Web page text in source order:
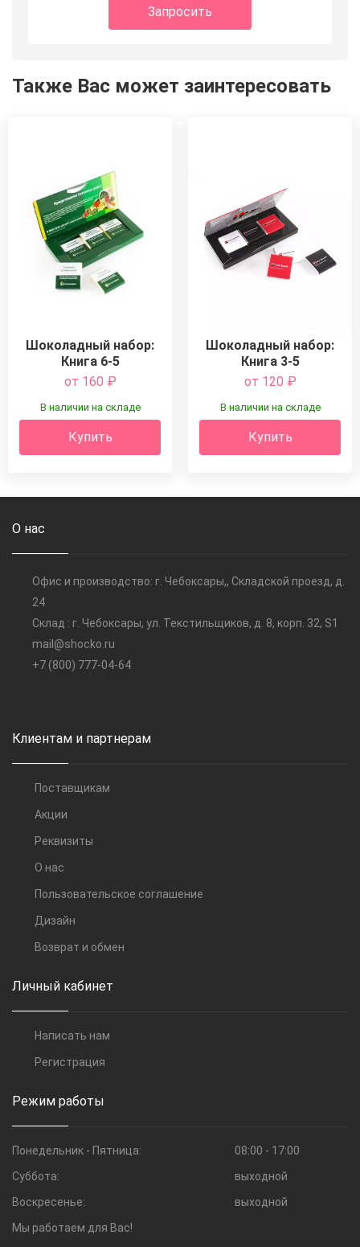
Запросить
Также Вас может заинтересовать
Шоколадный набор:
Книга 6-5
от 160 ₽
В наличии на складе
Купить
Шоколадный набор:
Книга 3-5
от 120 ₽
В наличии на складе
Купить
О нас
Офис и производство: г. Чебоксары,, Складской проезд, д.
24
Склад : г. Чебоксары, ул. Текстильщиков, д. 8, корп. 32, S1
mail@shocko.ru
+7 (800) 777-04-64
Клиентам и партнерам
Поставщикам
Акции
Реквизиты
О нас
Пользовательское соглашение
Дизайн
Возврат и обмен
Личный кабинет
Написать нам
Регистрация
Режим работы
Понедельник - Пятница:
08:00 - 17:00
Суббота:
выходной
Воскресенье:
выходной
Мы работаем для Вас!